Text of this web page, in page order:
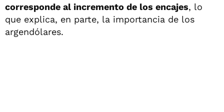
corresponde al incremento de los encajes, lo
que explica, en parte, la importancia de los
argendólares.